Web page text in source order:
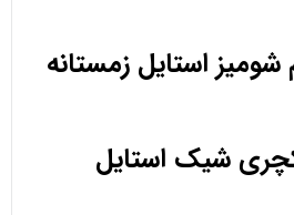
استایل زمستانه
شیک استایل